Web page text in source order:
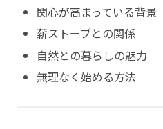
関心が高まっている背景
薪ストーブとの関係
自然との暮らしの魅力
無理なく始める方法